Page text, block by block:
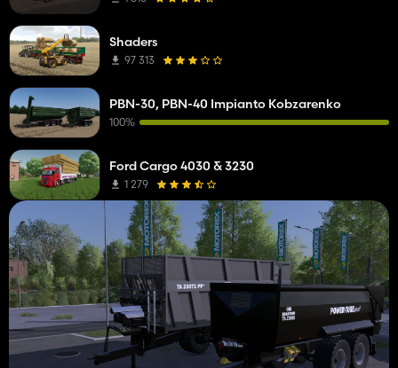
Shaders
97 313
PBN-30, PBN-40 Impianto Kobzarenko
100%
Ford Cargo 4030 & 3230
1 279